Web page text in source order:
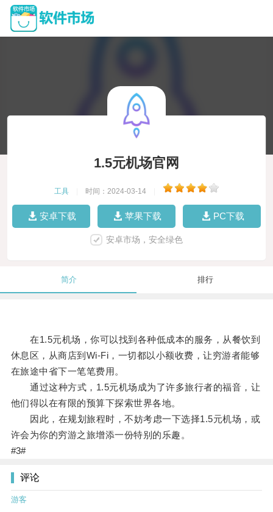
1.5元机场官网
工具 时间：2024-03-14
安卓下载 苹果下载 PC下载
安卓市场，安全绿色
简介 排行
在1.5元机场，你可以找到各种低成本的服务，从餐饮到
休息区，从商店到Wi-Fi，一切都以小额收费，让穷游者能够
在旅途中省下一笔笔费用。
通过这种方式，1.5元机场成为了许多旅行者的福音，让
他们得以在有限的预算下探索世界各地。
因此，在规划旅程时，不妨考虑一下选择1.5元机场，或
许会为你的穷游之旅增添一份特别的乐趣。
#3#
评论
游客